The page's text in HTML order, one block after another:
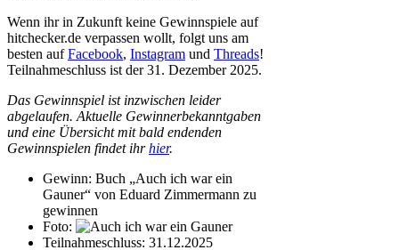
Wenn ihr in Zukunft keine Gewinnspiele auf
hitchecker.de verpassen wollt, folgt uns am
besten aufFacebook, Instagram und Threads!
Teilnahmeschluss ist der 31. Dezember 2025.
Das Gewinnspiel ist inzwischen leider
abgelaufen. Aktuelle Gewinnerbekanntgaben
und eine Übersicht mit bald endenden
Gewinnspielen findet ihrhier.
Gewinn: Buch „Auch ich war ein
Gauner“ von Eduard Zimmermann zu
gewinnen
Foto:
Teilnahmeschluss: 31.12.2025